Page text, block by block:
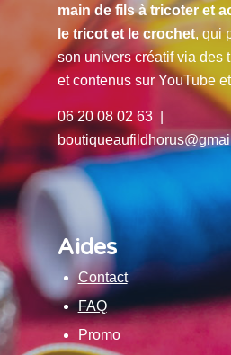
main de fils à tricoter et
le tricot et le crochet, qui
son univers créatif via des
et contenus sur YouTube
06 20 08 02 63 |
Aides
Contact
FAQ
Promo